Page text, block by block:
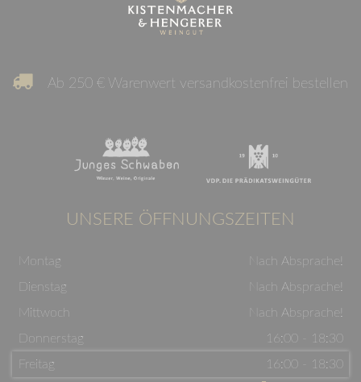
Ab 250 € Warenwert versandkostenfrei bestellen
UNSERE ÖFFNUNGSZEITEN
Montag
Nach Absprache!
Dienstag
Nach Absprache!
Mittwoch
Nach Absprache!
Donnerstag
16:00 - 18:30
Freitag
16:00 - 18:30